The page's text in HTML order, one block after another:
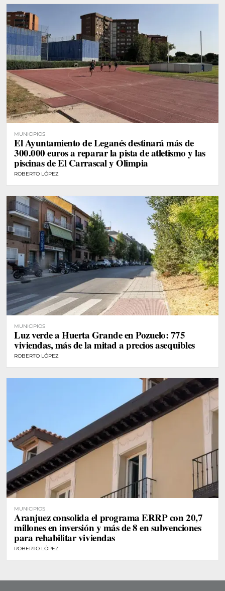
MUNICIPIOS
El Ayuntamiento de Leganés destinará más de
300.000 euros a reparar la pista de atletismo y las
piscinas de El Carrascal y Olimpia
ROBERTO LÓPEZ
MUNICIPIOS
Luz verde a Huerta Grande en Pozuelo: 775
viviendas, más de la mitad a precios asequibles
ROBERTO LÓPEZ
MUNICIPIOS
Aranjuez consolida el programa ERRP con 20,7
millones en inversión y más de 8 en subvenciones
para rehabilitar viviendas
ROBERTO LÓPEZ